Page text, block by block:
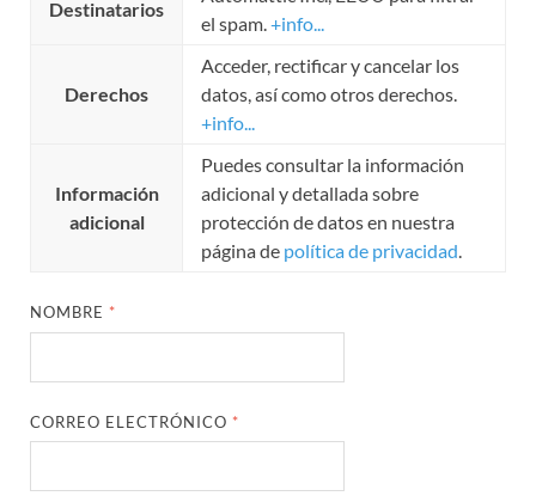
Destinatarios
el spam.+info...
Derechos
Acceder, rectificar y cancelar los
datos, así como otros derechos.
+info...
Información
adicional
Puedes consultar la información
adicional y detallada sobre
protección de datos en nuestra
página de política de privacidad.
NOMBRE *
CORREO ELECTRÓNICO *